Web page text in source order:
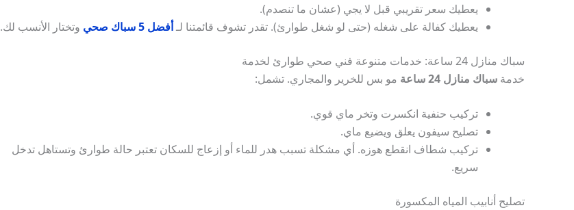
يعطيك سعر تقريبي قبل لا يجي (عشان ما تنصدم).
يعطيك كفالة على شغله (حتى لو شغل طوارئ). تقدر تشوف قائمتنا لـأفضل 5 سباك صحي وتختار الأنسب لك.
سباك منازل 24 ساعة: خدمات متنوعة فني صحي طوارئ لخدمة
خدمة سباك منازل 24 ساعة مو بس للخرير والمجاري. تشمل:
تركيب حنفية انكسرت وتخر ماي قوي.
تصليح سيفون يعلق ويضيع ماي.
تركيب شطاف انقطع هوزه. أي مشكلة تسبب هدر للماء أو إزعاج للسكان تعتبر حالة طوارئ وتستاهل تدخل
سريع.
تصليح أنابيب المياه المكسورة